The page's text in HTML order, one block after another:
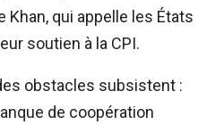
Khan, qui appelle les États
soutien à la CPI.
obstacles subsistent :
de coopération